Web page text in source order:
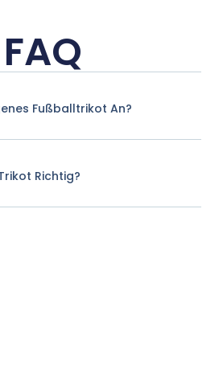
FAQ
Fußballtrikot An?
Richtig?